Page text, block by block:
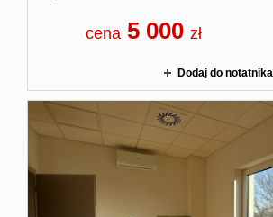
cena 5 000 zł
Dodaj do notatnika